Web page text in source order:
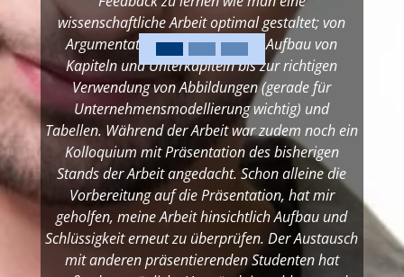
wissenschaftliche Arbeit optimal gestaltet; von
Argumentation über Größe und Aufbau von
Kapiteln und Unterkapiteln bis zur richtigen
Verwendung von Abbildungen (gerade für
Unternehmensmodellierung wichtig) und
Tabellen. Während der Arbeit war zudem noch ein
Kolloquium mit Präsentation des bisherigen
Stands der Arbeit angedacht. Schon alleine die
Vorbereitung auf die Präsentation, hat mir
geholfen, meine Arbeit hinsichtlich Aufbau und
Schlüssigkeit erneut zu überprüfen. Der Austausch
mit anderen präsentierenden Studenten hat